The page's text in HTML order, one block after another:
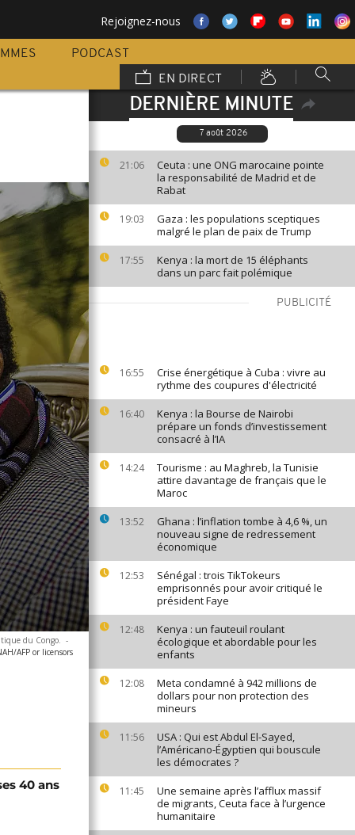
Rejoignez-nous
PODCAST
EN DIRECT
DERNIÈRE MINUTE
7 août 2026
21:06
Ceuta : une ONG marocaine pointe
la responsabilité de Madrid et de
Rabat
19:03
Gaza : les populations sceptiques
malgré le plan de paix de Trump
17:55
Kenya : la mort de 15 éléphants
dans un parc fait polémique
PUBLICITÉ
16:55
Crise énergétique à Cuba : vivre au
rythme des coupures d'électricité
16:40
Kenya : la Bourse de Nairobi
prépare un fonds d’investissement
consacré à l’IA
14:24
Tourisme : au Maghreb, la Tunisie
attire davantage de français que le
Maroc
13:52
Ghana : l’inflation tombe à 4,6 %, un
nouveau signe de redressement
économique
12:53
Sénégal : trois TikTokeurs
emprisonnés pour avoir critiqué le
président Faye
12:48
Kenya : un fauteuil roulant
écologique et abordable pour les
enfants
12:08
Meta condamné à 942 millions de
dollars pour non protection des
mineurs
11:56
USA : Qui est Abdul El-Sayed,
l’Américano-Égyptien qui bouscule
les démocrates ?
11:45
Une semaine après l’afflux massif
de migrants, Ceuta face à l’urgence
humanitaire
du Congo. -
AFP or licensors
40 ans